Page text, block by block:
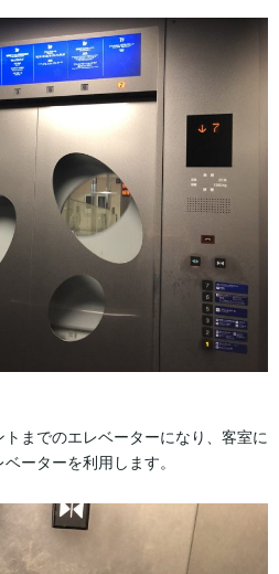
までのエレベーターになり、客室に
ーターを利用します。